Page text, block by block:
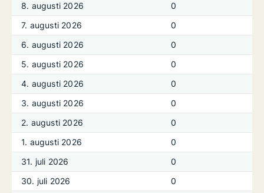
8. augusti 2026
0
7. augusti 2026
0
6. augusti 2026
0
5. augusti 2026
0
4. augusti 2026
0
3. augusti 2026
0
2. augusti 2026
0
1. augusti 2026
0
31. juli 2026
0
30. juli 2026
0